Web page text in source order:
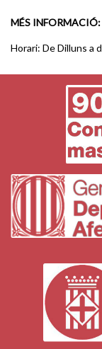
MÉS INFORMACIÓ:
Horari: De Dilluns a